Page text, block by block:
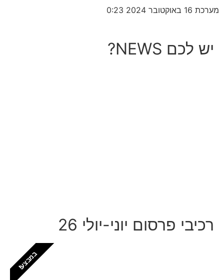
מערכת 16 באוקטובר 2024 0:23
יש לכם NEWS?
רכיבי פרסום יוני-יולי 26
במבצע!